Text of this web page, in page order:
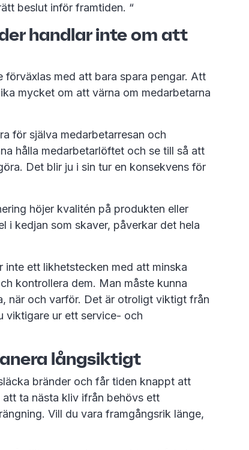
beslut inför framtiden. “
handlar inte om att
med att bara spara pengar. Att
mycket om att värna om medarbetarna
för själva medarbetarresan och
hålla medarbetarlöftet och se till så att
Det blir ju i sin tur en konsekvens för
höjer kvalitén på produkten eller
i kedjan som skaver, påverkar det hela
inte ett likhetstecken med att minska
kontrollera dem. Man måste kunna
när och varför. Det är otroligt viktigt från
viktigare ur ett service- och
långsiktigt
bränder och får tiden knappt att
ta nästa kliv ifrån behövs ett
Vill du vara framgångsrik länge,